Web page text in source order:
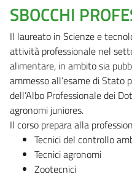
SBOCCHI
Il laureato in Scienze e
attività professionale nel
alimentare, in ambito sia
ammesso all’esame di Stato
dell’Albo Professionale dei
agronomi juniores.
Il corso prepara alla
Tecnici del controllo
Tecnici agronomi
Zootecnici